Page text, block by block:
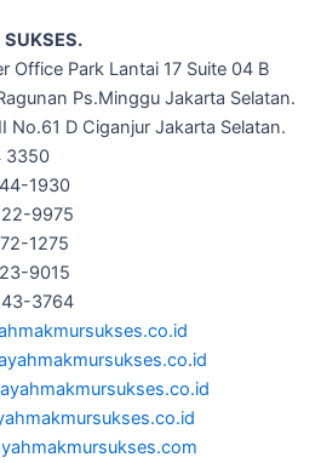
Office Park Lantai 17 Suite 04 B
Ps.Minggu Jakarta Selatan.
No.61 D Ciganjur Jakarta Selatan.
1930
9975
1275
9015
3764
.id
.id
.id